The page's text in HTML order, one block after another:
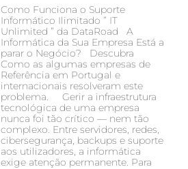
Como Funciona o Suporte
Informático Ilimitado ” IT
Unlimited ” da DataRoad A
Informática da Sua Empresa Está a
parar o Negócio? Descubra
Como as algumas empresas de
Referência em Portugal e
internacionais resolveram este
problema. Gerir a infraestrutura
tecnológica de uma empresa
nunca foi tão crítico — nem tão
complexo. Entre servidores, redes,
cibersegurança, backups e suporte
aos utilizadores, a informática
exige atenção permanente. Para